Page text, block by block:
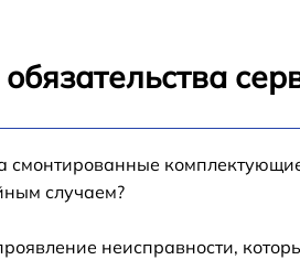
Samsung Jet Bot+
смонтированные
случаем?
неисправности,